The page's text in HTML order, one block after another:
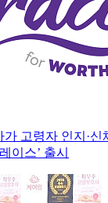
가 고령자 인지·
이스’ 출시